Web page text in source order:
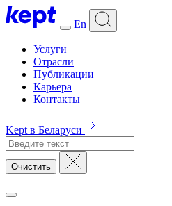
En
Услуги
Отрасли
Публикации
Карьера
Контакты
Kept в Беларуси
Очистить